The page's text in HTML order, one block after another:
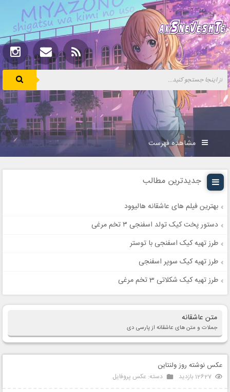
مشاهده فهرست
جدیدترین مطالب
بهترین فیلم های عاشقانه هالیوود
دستور پخت کیک تولد اسفنجی ۳ تخم مرغی
طرز تهیه کیک اسفنجی با توستر
طرز تهیه کیک سوپر اسفنجی
طرز تهیه کیک شکلاتی 3 تخم مرغی
متن عاشقانه
جملات و متن های عاشقانه از پارسی دی
عکس نوشته روز ولنتاین
12627 بازدید دسته: عکس پروفایل